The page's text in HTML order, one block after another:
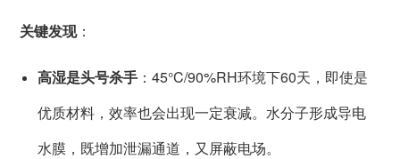
关键发现：
高湿是头号杀手 ：45°C/90%RH环境下60天，即使是
优质材料，效率也会出现一定衰减。水分子形成导电
水膜，既增加泄漏通道，又屏蔽电场。